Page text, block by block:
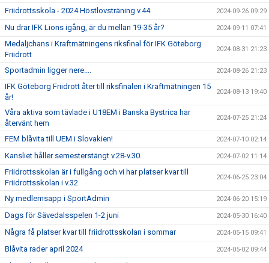
Friidrottsskola - 2024 Höstlovsträning v.44 2024-09-26 09:29
Nu drar IFK Lions igång, är du mellan 19-35 år? 2024-09-11 07:41
Medaljchans i Kraftmätningens riksfinal för IFK Göteborg
Friidrott
2024-08-31 21:23
Sportadmin ligger nere.... 2024-08-26 21:23
IFK Göteborg Friidrott åter till riksfinalen i Kraftmätningen 15
år!
2024-08-13 19:40
Våra aktiva som tävlade i U18EM i Banska Bystrica har
återvänt hem
2024-07-25 21:24
FEM blåvita till UEM i Slovakien! 2024-07-10 02:14
Kansliet håller semesterstängt v.28-v.30. 2024-07-02 11:14
Friidrottsskolan är i fullgång och vi har platser kvar till
Friidrottsskolan i v.32
2024-06-25 23:04
Ny medlemsapp i SportAdmin 2024-06-20 15:19
Dags för Sävedalsspelen 1-2 juni 2024-05-30 16:40
Några få platser kvar till friidrottsskolan i sommar 2024-05-15 09:41
Blåvita rader april 2024 2024-05-02 09:44